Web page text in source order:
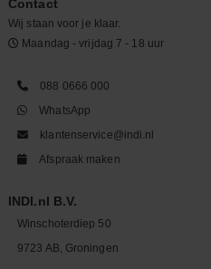
Contact
Wij staan voor je klaar.
Maandag - vrijdag 7 - 18 uur
088 0666 000
WhatsApp
klantenservice@indi.nl
Afspraak maken
INDI.nl B.V.
Winschoterdiep 50
9723 AB, Groningen